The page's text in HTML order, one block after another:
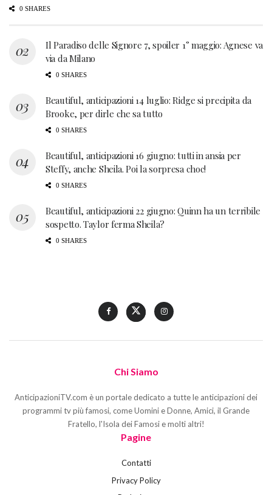
0 SHARES
Il Paradiso delle Signore 7, spoiler 1° maggio: Agnese va
via da Milano
0 SHARES
Beautiful, anticipazioni 14 luglio: Ridge si precipita da
Brooke, per dirle che sa tutto
0 SHARES
Beautiful, anticipazioni 16 giugno: tutti in ansia per
Steffy, anche Sheila. Poi la sorpresa choc!
0 SHARES
Beautiful, anticipazioni 22 giugno: Quinn ha un terribile
sospetto. Taylor ferma Sheila?
0 SHARES
Chi Siamo
AnticipazioniTV.com è un portale dedicato a tutte le anticipazioni dei
programmi tv più famosi, come Uomini e Donne, Amici, il Grande
Fratello, l'Isola dei Famosi e molti altri!
Pagine
Contatti
Privacy Policy